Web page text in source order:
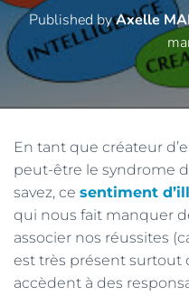
Published byAxelle
En tant que créateur
peut-être le syndrome
savez, ce sentiment
qui nous fait manquer
associer nos réussites
est très présent surtout
accèdent à des